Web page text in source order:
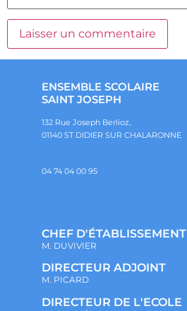
ENSEMBLE SCOLAIRE
SAINT JOSEPH
132 Rue Joseph Berlioz,
01140 ST DIDIER SUR CHALARONNE
04 74 04 00 95
CHEF D'ÉTABLISSEMENT
M. DUVIVIER
DIRECTEUR ADJOINT
M. PICARD
DIRECTEUR DE L'ECOLE